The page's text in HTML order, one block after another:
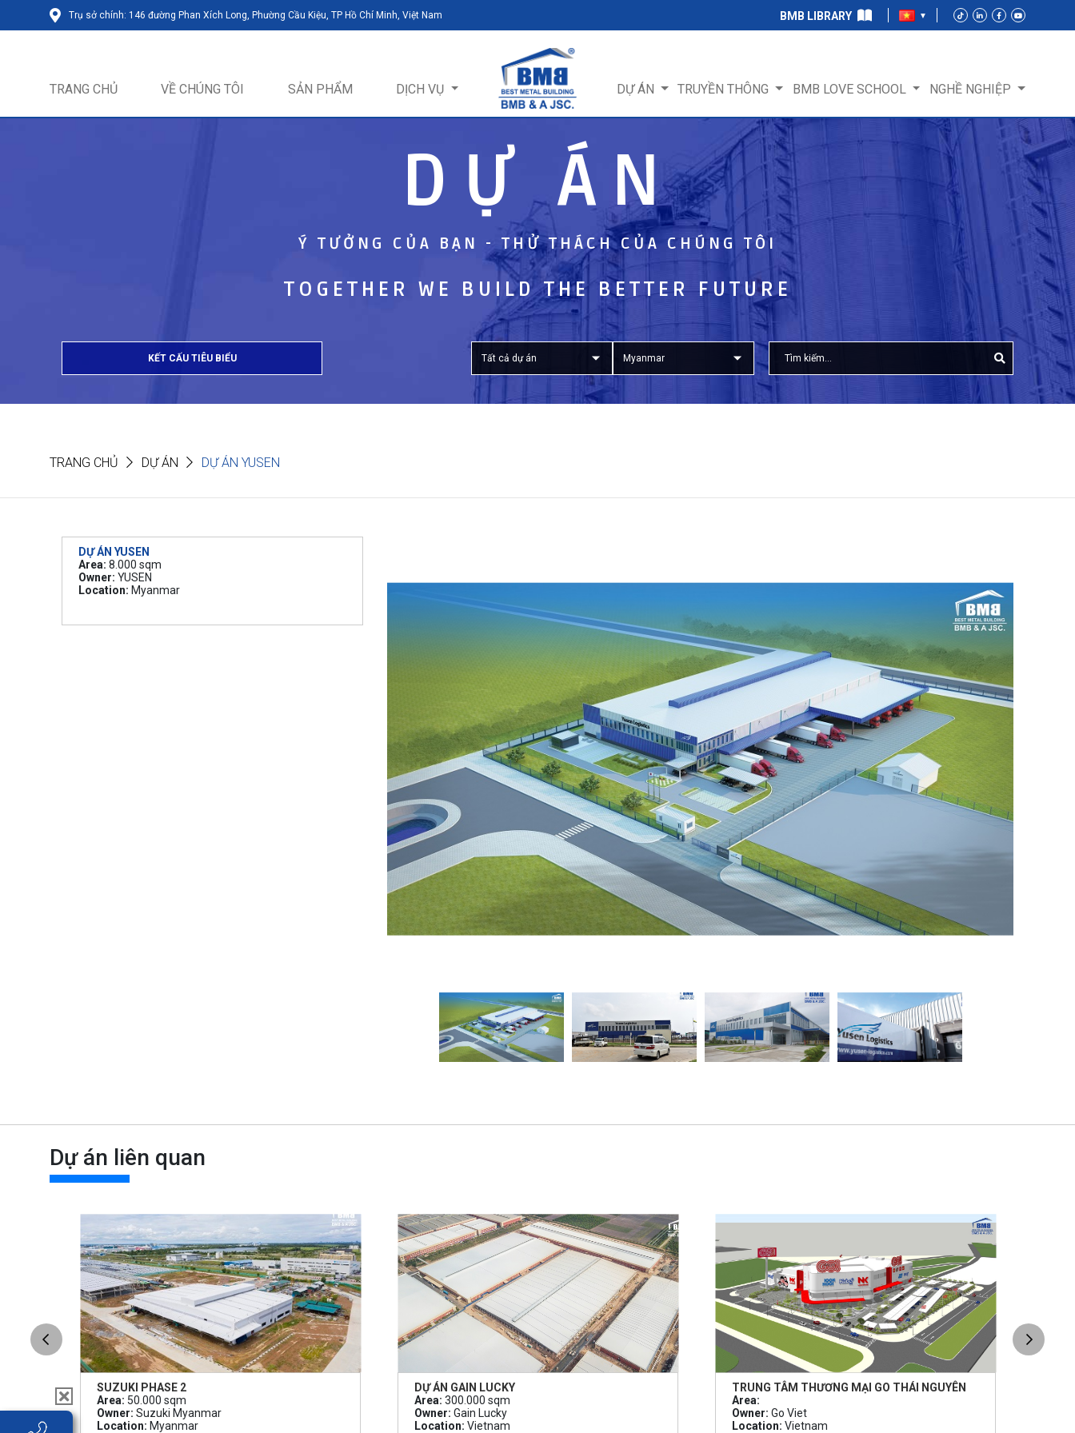
Trụ sở chính: 146 đường Phan Xích Long, Phường Cầu Kiệu, TP Hồ Chí Minh, Việt Nam BMB LIBRARY
TRANG CHỦ VỀ CHÚNG TÔI SẢN PHẨM DỊCH VỤ DỰ ÁN TRUYỀN THÔNG BMB LOVE SCHOOL NGHỀ NGHIỆP
DỰ ÁN
Ý TƯỞNG CỦA BẠN - THỬ THÁCH CỦA CHÚNG TÔI
TOGETHER WE BUILD THE BETTER FUTURE
KẾT CẤU TIÊU BIỂU Tất cả dự án Myanmar
TRANG CHỦ DỰ ÁN DỰ ÁN YUSEN
DỰ ÁN YUSEN
Area: 8.000 sqm
Owner: YUSEN
Location: Myanmar
Dự án liên quan
SUZUKI PHASE 2
Area: 50.000 sqm
Owner: Suzuki Myanmar
Location: Myanmar
DỰ ÁN GAIN LUCKY
Area: 300.000 sqm
Owner: Gain Lucky
Location: Vietnam
TRUNG TÂM THƯƠNG MẠI GO THÁI NGUYÊN
Area:
Owner: Go Viet
Location: Vietnam